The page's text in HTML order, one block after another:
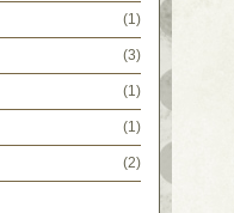
(1)
(3)
(1)
(1)
(2)